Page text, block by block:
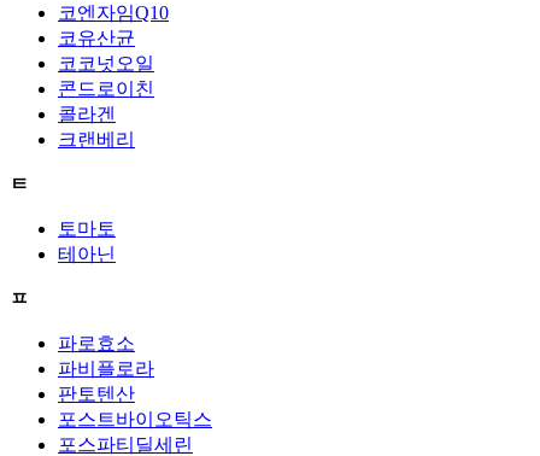
코엔자임Q10
코유산균
코코넛오일
콘드로이친
콜라겐
크랜베리
ㅌ
토마토
테아닌
ㅍ
파로효소
파비플로라
판토텐산
포스트바이오틱스
포스파티딜세린